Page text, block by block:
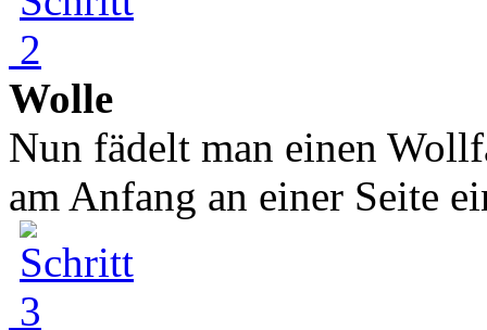
Wolle
Nun fädelt man einen
am Anfang an einer Seite